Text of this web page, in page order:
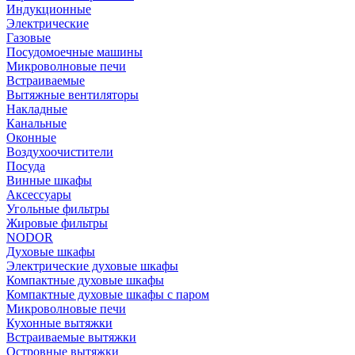
Индукционные
Электрические
Газовые
Посудомоечные машины
Микроволновые печи
Встраиваемые
Вытяжные вентиляторы
Накладные
Канальные
Оконные
Воздухоочистители
Посуда
Винные шкафы
Аксессуары
Угольные фильтры
Жировые фильтры
NODOR
Духовые шкафы
Электрические духовые шкафы
Компактные духовые шкафы
Компактные духовые шкафы с паром
Микроволновые печи
Кухонные вытяжки
Встраиваемые вытяжки
Островные вытяжки